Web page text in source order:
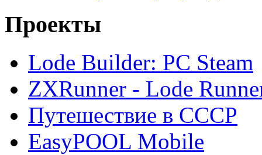
Проекты
Lode Builder: PC Steam
ZXRunner - Lode
Путешествие в СССР
EasyPOOL Mobile